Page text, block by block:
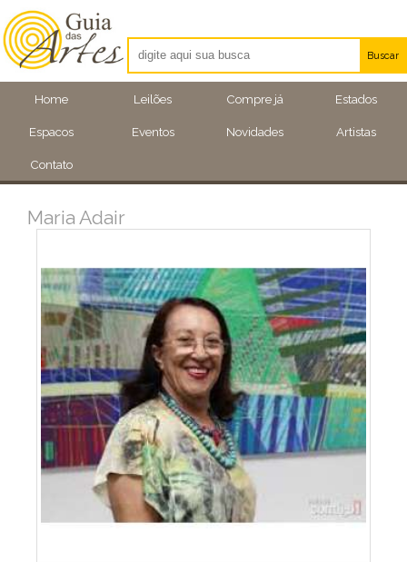
Home Leilões Compre já Estados
Espacos Eventos Novidades Artistas
Contato
Buscar
Artistas
Eventos
Maria Adair